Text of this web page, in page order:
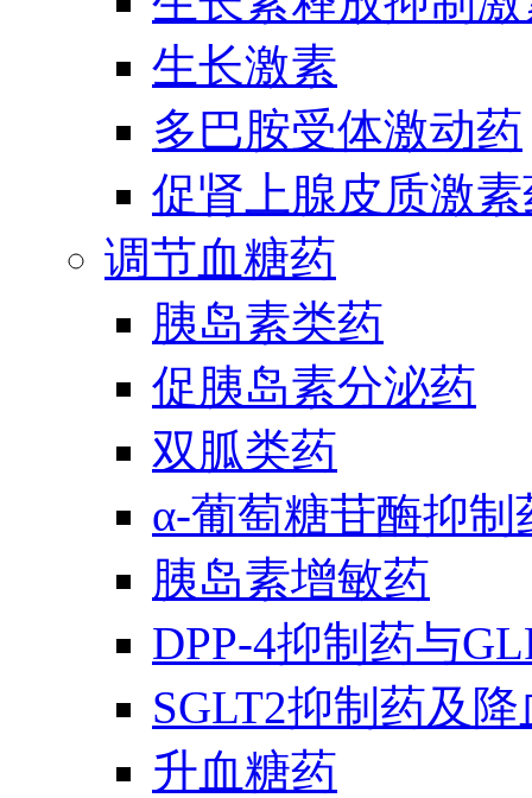
生长激素
多巴胺受体激动药
促肾上腺皮质激
调节血糖药
胰岛素类药
促胰岛素分泌药
双胍类药
α-葡萄糖苷酶抑制
胰岛素增敏药
DPP-4抑制药与
SGLT2抑制药及
升血糖药